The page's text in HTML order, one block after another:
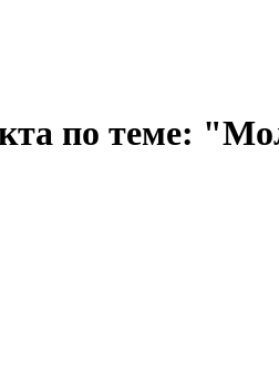
по теме: